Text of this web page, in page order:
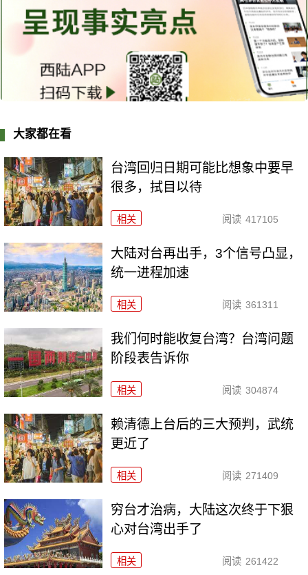
大家都在看
台湾回归日期可能比想象中要早
很多，拭目以待
相关 阅读 417105
大陆对台再出手，3个信号凸显，
统一进程加速
相关 阅读 361311
我们何时能收复台湾？台湾问题
阶段表告诉你
相关 阅读 304874
赖清德上台后的三大预判，武统
更近了
相关 阅读 271409
穷台才治病，大陆这次终于下狠
心对台湾出手了
相关 阅读 261422